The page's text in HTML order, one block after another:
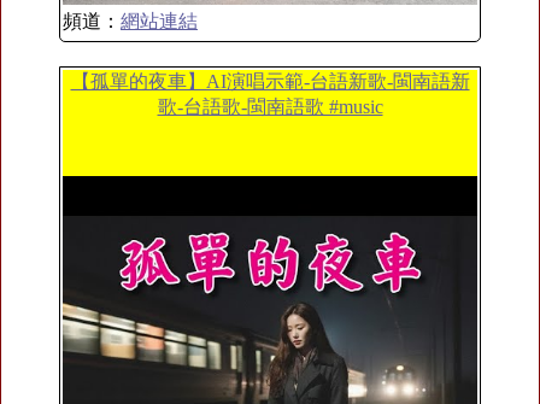
頻道： 網站連結
【孤單的夜車】AI演唱示範-台語新歌-閩南語新
歌-台語歌-閩南語歌 #music